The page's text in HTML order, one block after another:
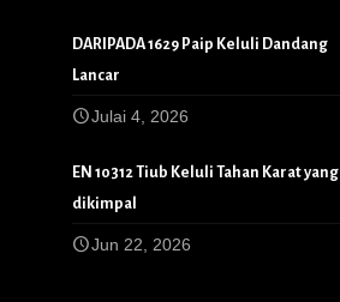
DARIPADA 1629 Paip Keluli Dandang
Lancar
Julai 4, 2026
EN 10312 Tiub Keluli Tahan Karat yang
dikimpal
Jun 22, 2026